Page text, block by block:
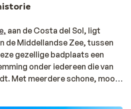
aan de Costa del Sol, ligt
de Middellandse Zee, tussen
gezellige badplaats een
onder iedereen die van
Met meerdere schone, mooie
keuze als je een dag naar de